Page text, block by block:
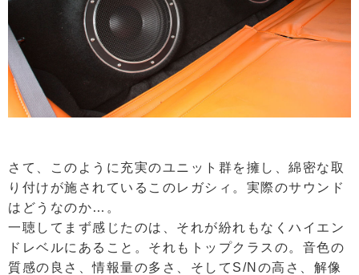
さて、このように充実のユニット群を擁し、綿密な取
り付けが施されているこのレガシィ。実際のサウンド
はどうなのか…。
一聴してまず感じたのは、それが紛れもなくハイエン
ドレベルにあること。それもトップクラスの。音色の
質感の良さ、情報量の多さ、そしてS/Nの高さ、解像